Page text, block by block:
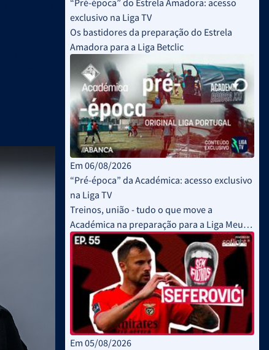
“Pré-época” do Estrela Amadora: acesso
exclusivo na Liga TV
Os bastidores da preparação do Estrela
Amadora para a Liga Betclic
Em 06/08/2026
“Pré-época” da Académica: acesso exclusivo
na Liga TV
Treinos, união - tudo o que move a
Académica na preparação para a Liga Meu
Super
Em 05/08/2026